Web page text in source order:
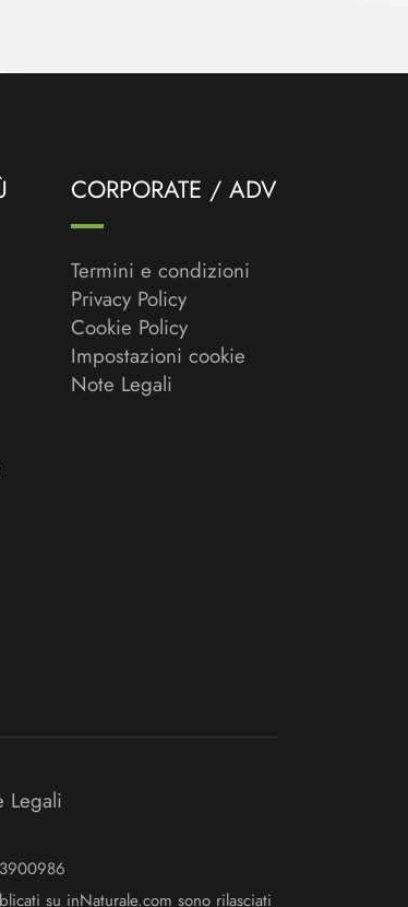
CORPORATE / ADV
Termini e condizioni
Privacy Policy
Cookie Policy
Impostazioni cookie
Note Legali
Legali
su inNaturale.com sono rilasciati